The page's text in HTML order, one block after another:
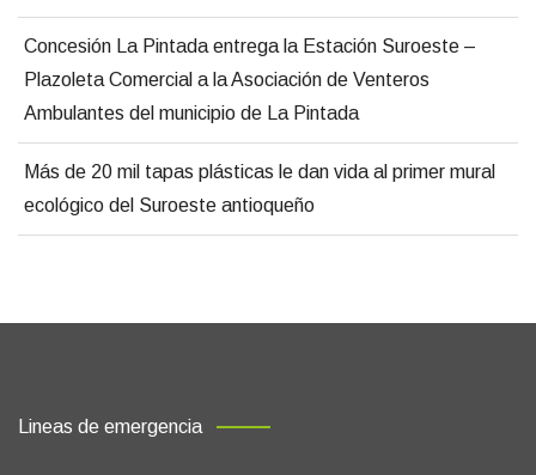
Concesión La Pintada entrega la Estación Suroeste –
Plazoleta Comercial a la Asociación de Venteros
Ambulantes del municipio de La Pintada
Más de 20 mil tapas plásticas le dan vida al primer mural
ecológico del Suroeste antioqueño
Lineas de emergencia